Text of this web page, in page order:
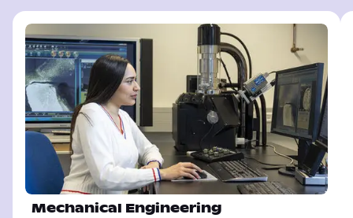
Mechanical Engineering